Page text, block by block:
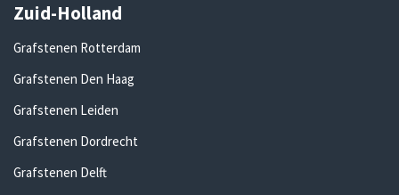
Zuid-Holland
Grafstenen Rotterdam
Grafstenen Den Haag
Grafstenen Leiden
Grafstenen Dordrecht
Grafstenen Delft